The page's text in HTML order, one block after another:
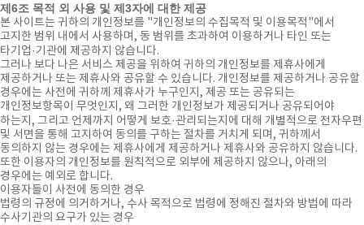
제6조 목적 외 사용 및 제3자에 대한 제공
본 사이트는 귀하의 개인정보를 "개인정보의 수집목적 및 이용목적"에서
고지한 범위 내에서 사용하며, 동 범위를 초과하여 이용하거나 타인 또는
타기업·기관에 제공하지 않습니다.
그러나 보다 나은 서비스 제공을 위하여 귀하의 개인정보를 제휴사에게
제공하거나 또는 제휴사와 공유할 수 있습니다. 개인정보를 제공하거나 공유할
경우에는 사전에 귀하께 제휴사가 누구인지, 제공 또는 공유되는
개인정보항목이 무엇인지, 왜 그러한 개인정보가 제공되거나 공유되어야
하는지, 그리고 언제까지 어떻게 보호·관리되는지에 대해 개별적으로 전자우편
및 서면을 통해 고지하여 동의를 구하는 절차를 거치게 되며, 귀하께서
동의하지 않는 경우에는 제휴사에게 제공하거나 제휴사와 공유하지 않습니다.
또한 이용자의 개인정보를 원칙적으로 외부에 제공하지 않으나, 아래의
경우에는 예외로 합니다.
이용자들이 사전에 동의한 경우
법령의 규정에 의거하거나, 수사 목적으로 법령에 정해진 절차와 방법에 따라
수사기관의 요구가 있는 경우